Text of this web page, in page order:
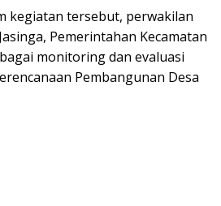
kegiatan tersebut, perwakilan
Pemerintahan Kecamatan
monitoring dan evaluasi
Pembangunan Desa